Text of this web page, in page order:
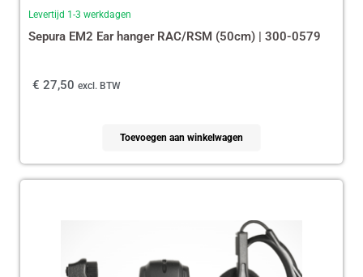
Levertijd 1-3 werkdagen
Sepura EM2 Ear hanger RAC/RSM (50cm) | 300-0579
€ 27,50 excl. BTW
Toevoegen aan winkelwagen